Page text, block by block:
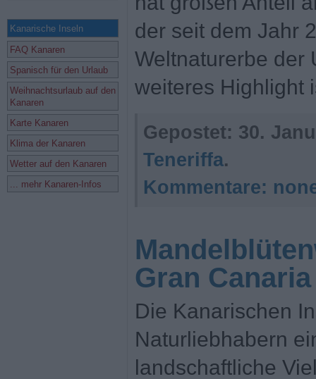
Kanarische Inseln
FAQ Kanaren
Spanisch für den Urlaub
Weihnachtsurlaub auf den
Kanaren
Karte Kanaren
Klima der Kanaren
Wetter auf den Kanaren
... mehr Kanaren-Infos
der seit dem Jahr
Weltnaturerbe der
weiteres Highlight
Gepostet: 30.
Teneriffa.
Kommentare:
Gran Canaria
Die Kanarischen
Naturliebhabern
landschaftliche